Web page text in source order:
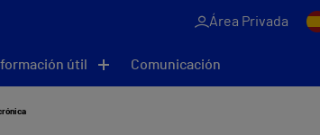
Área Privada
útil Comunicación